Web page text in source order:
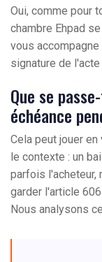
Oui, comme pour
chambre Ehpad
vous
signature de l'acte
Que se
échéance
Cela peut jouer
le contexte : un
parfois
garder l'article
Nous analysons